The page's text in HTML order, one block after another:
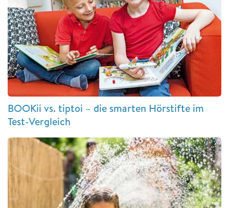
BOOKii vs. tiptoi – die smarten Hörstifte im
Test-Vergleich